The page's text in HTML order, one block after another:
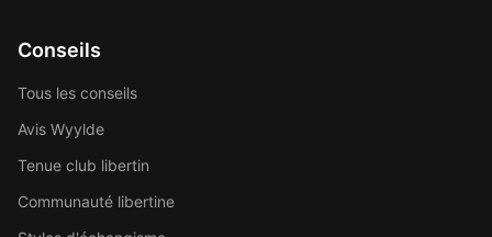
Conseils
Tous les conseils
Avis Wyylde
Tenue club libertin
Communauté libertine